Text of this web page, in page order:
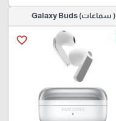
( سماعات) Galaxy Buds
favorite_border